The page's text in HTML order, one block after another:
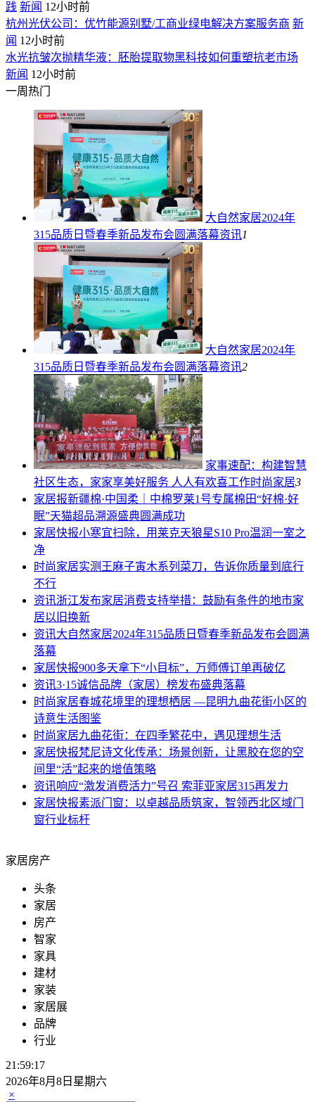
践 新闻 12小时前
杭州光伏公司：优竹能源别墅/工商业绿电解决方案服务商 新
闻 12小时前
水光抗皱次抛精华液：胚胎提取物黑科技如何重塑抗老市场
新闻 12小时前
一周热门
大自然家居2024年
315品质日暨春季新品发布会圆满落幕资讯1
大自然家居2024年
315品质日暨春季新品发布会圆满落幕资讯2
家事速配：构建智慧
社区生态，家家享美好服务 人人有欢喜工作​时尚家居3
家居报新疆棉·中国柔｜中棉罗莱1号专属棉田“好棉·好
眠”天猫超品溯源盛典圆满成功
家居快报小寒宜扫除，用莱克天狼星S10 Pro温润一室之
净
时尚家居实测王麻子寅木系列菜刀，告诉你质量到底行
不行
资讯浙江发布家居消费支持举措：鼓励有条件的地市家
居以旧换新
资讯大自然家居2024年315品质日暨春季新品发布会圆满
落幕
家居快报900多天拿下“小目标”，万师傅订单再破亿
资讯3·15诚信品牌（家居）榜发布盛典落幕
时尚家居春城花境里的理想栖居 —昆明九曲花街小区的
诗意生活图鉴
时尚家居九曲花街：在四季繁花中，遇见理想生活
家居快报梵尼诗文化传承：场景创新，让黑胶在您的空
间里“活”起来的增值策略
资讯响应“激发消费活力”号召 索菲亚家居315再发力
家居快报素派门窗：以卓越品质筑家，智领西北区域门
窗行业标杆
家居房产
头条
家居
房产
智家
家具
建材
家装
家居展
品牌
行业
21:59:17
2026年8月8日星期六
×